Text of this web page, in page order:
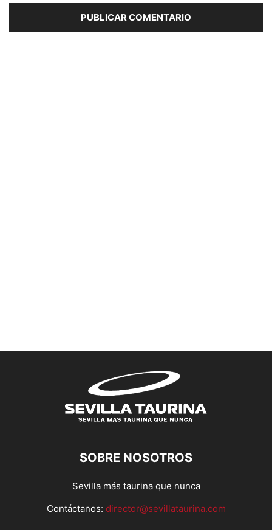
SOBRE NOSOTROS
Sevilla más taurina que nunca
Contáctanos: director@sevillataurina.com